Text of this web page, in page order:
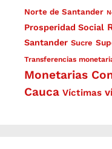
Norte de Santander
Prosperidad Social
Santander Sucre
Transferencias
Monetarias
Cauca Víctimas